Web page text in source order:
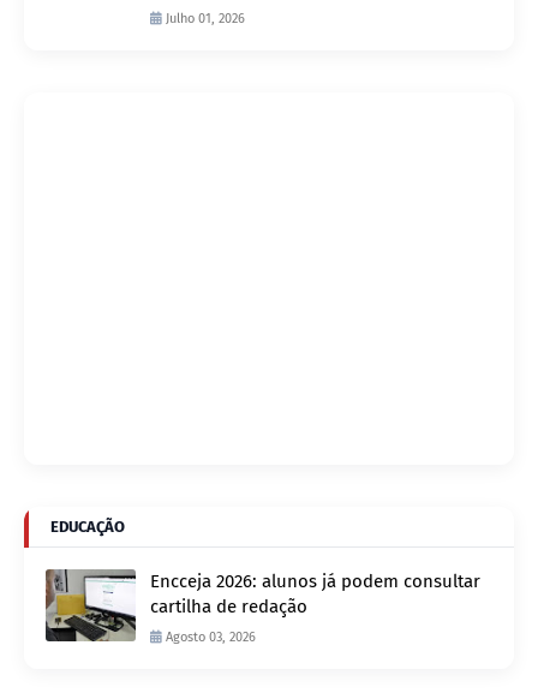
D’Arc
Julho 01, 2026
EDUCAÇÃO
Encceja 2026: alunos já podem consultar
cartilha de redação
Agosto 03, 2026